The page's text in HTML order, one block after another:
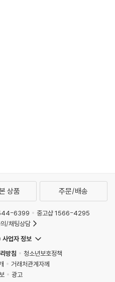
상품 주문/배송
6399
중고샵 1566-4295
/채팅상담
업자 정보
방침
청소년보호정책
거래처관계자께
광고